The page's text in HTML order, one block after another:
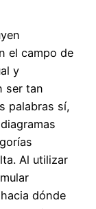
el campo de
y
ser tan
palabras sí,
Al utilizar
dónde